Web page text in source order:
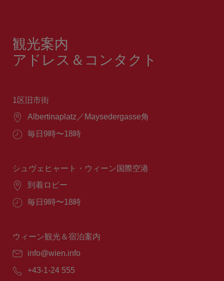
観光案内
アドレス＆コンタクト
1区旧市街
場
Albertinaplatz／Maysedergasse角
営
間：
毎日9時〜18時
シュヴェヒャート・ウィーン国際空港
場
到着ロビー
営
間：
毎日9時〜18時
ウィーン観光＆宿泊案内
E
ー
info@wien.info
電
+43-1-24 555